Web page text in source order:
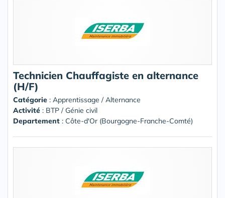
Technicien Chauffagiste en alternance
(H/F)
Catégorie : Apprentissage / Alternance
Activité : BTP / Génie civil
Departement : Côte-d'Or (Bourgogne-Franche-Comté)